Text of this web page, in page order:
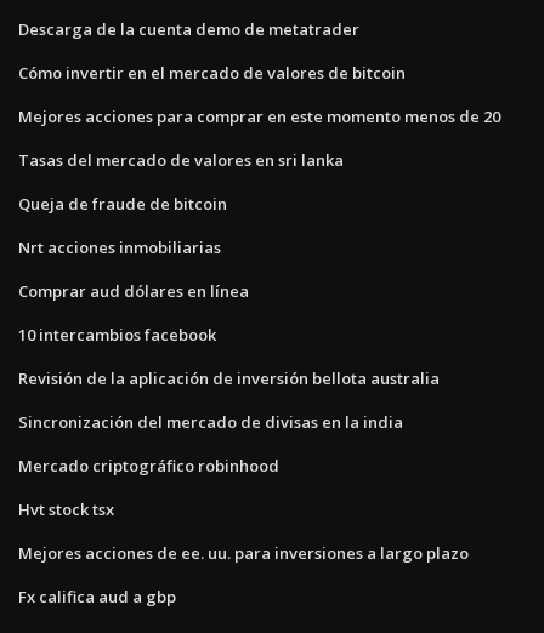
Descarga de la cuenta demo de metatrader
Cómo invertir en el mercado de valores de bitcoin
Mejores acciones para comprar en este momento menos de 20
Tasas del mercado de valores en sri lanka
Queja de fraude de bitcoin
Nrt acciones inmobiliarias
Comprar aud dólares en línea
10 intercambios facebook
Revisión de la aplicación de inversión bellota australia
Sincronización del mercado de divisas en la india
Mercado criptográfico robinhood
Hvt stock tsx
Mejores acciones de ee. uu. para inversiones a largo plazo
Fx califica aud a gbp